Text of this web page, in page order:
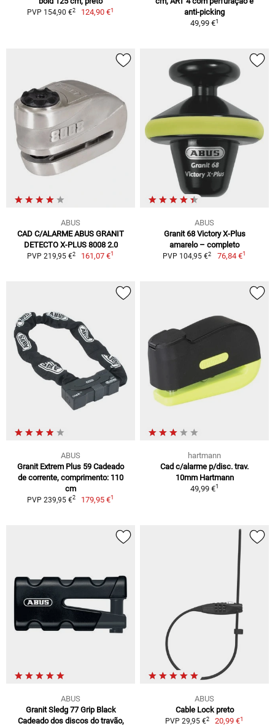
PVP 154,90 €2 124,90 €1
anti-picking
49,99 €1
ABUS
CAD C/ALARME ABUS GRANIT
DETECTO X-PLUS 8008 2.0
PVP 219,95 €2 161,07 €1
ABUS
Granit 68 Victory X-Plus
amarelo – completo
PVP 104,95 €2 76,84 €1
ABUS
Granit Extrem Plus 59 Cadeado
de corrente, comprimento: 110
cm
PVP 239,95 €2 179,95 €1
hartmann
Cad c/alarme p/disc. trav.
10mm Hartmann
49,99 €1
ABUS
Granit Sledg 77 Grip Black
Cadeado dos discos do travão,
ABUS
Cable Lock preto
PVP 29,95 €2 20,99 €1